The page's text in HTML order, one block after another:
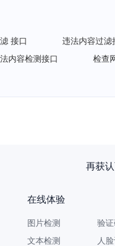
接口
违法内容过滤
内容检测接口
检查
再获
在线体验
图片检测
文本检测
验
人